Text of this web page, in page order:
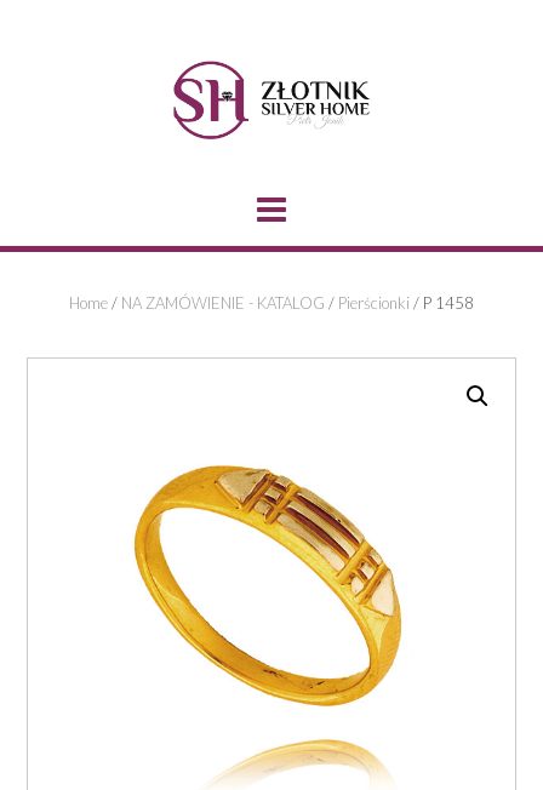
Home/ NA ZAMÓWIENIE - KATALOG / Pierścionki / P 1458